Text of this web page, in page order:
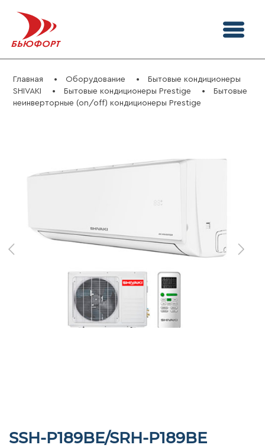
Главная Оборудование
Бытовые кондиционеры
SHIVAKI
Бытовые кондиционеры Prestige
Бытовые
неинверторные (on/off) кондиционеры Prestige
SSH-P189BE/SRH-P189BE